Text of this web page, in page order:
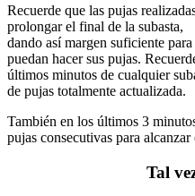
Recuerde que las pujas
prolongar el final de la subasta,
dando así margen suficiente
puedan hacer sus pujas.
últimos minutos de cualquier
de pujas totalmente actualizada.
También en los últimos 3
pujas consecutivas para
Tal